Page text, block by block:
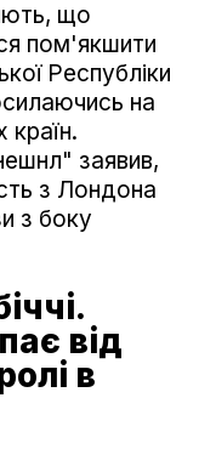
що
пом'якшити
Республіки
на
країн.
заявив,
з Лондона
з боку
від
в